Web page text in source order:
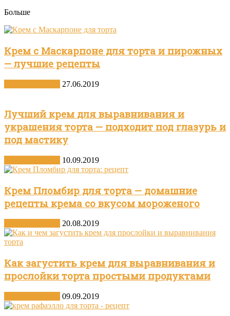
Больше
Крем с Маскарпоне для торта и пирожных
— лучшие рецепты
27.06.2019
Лучший крем для выравнивания и
украшения торта — подходит под глазурь и
под мастику
10.09.2019
Крем Пломбир для торта — домашние
рецепты крема со вкусом мороженого
20.08.2019
Как загустить крем для выравнивания и
прослойки торта простыми продуктами
09.09.2019